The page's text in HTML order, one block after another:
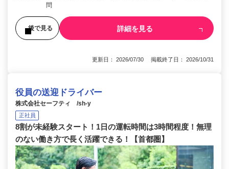
問
後で見る 詳細を見る
更新日： 2026/07/30 掲載終了日： 2026/10/31
役員の送迎ドライバー
株式会社セーフティ /sh-y
正社員
8割が未経験スタート！1日の運転時間は3時間程度！無理
のない働き方で長く活躍できる！【首都圏】